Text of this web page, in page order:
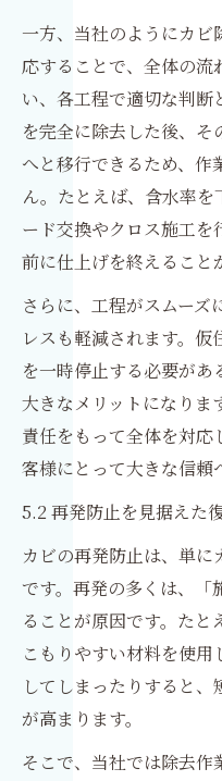
一方、当社のようにカビ
応することで、全体の流
い、各工程で適切な判断
を完全に除去した後、
へと移行できるため、作
ん。たとえば、含水率
ード交換やクロス施工を
前に仕上げを終えること
さらに、工程がスムーズ
レスも軽減されます。
を一時停止する必要が
大きなメリットになりま
責任をもって全体を対
客様にとって大きな信頼
5.2 再発防止を見据えた
カビの再発防止は、単
です。再発の多くは、「
ることが原因です。た
こもりやすい材料を使
してしまったりすると
が高まります。
そこで、当社では除去